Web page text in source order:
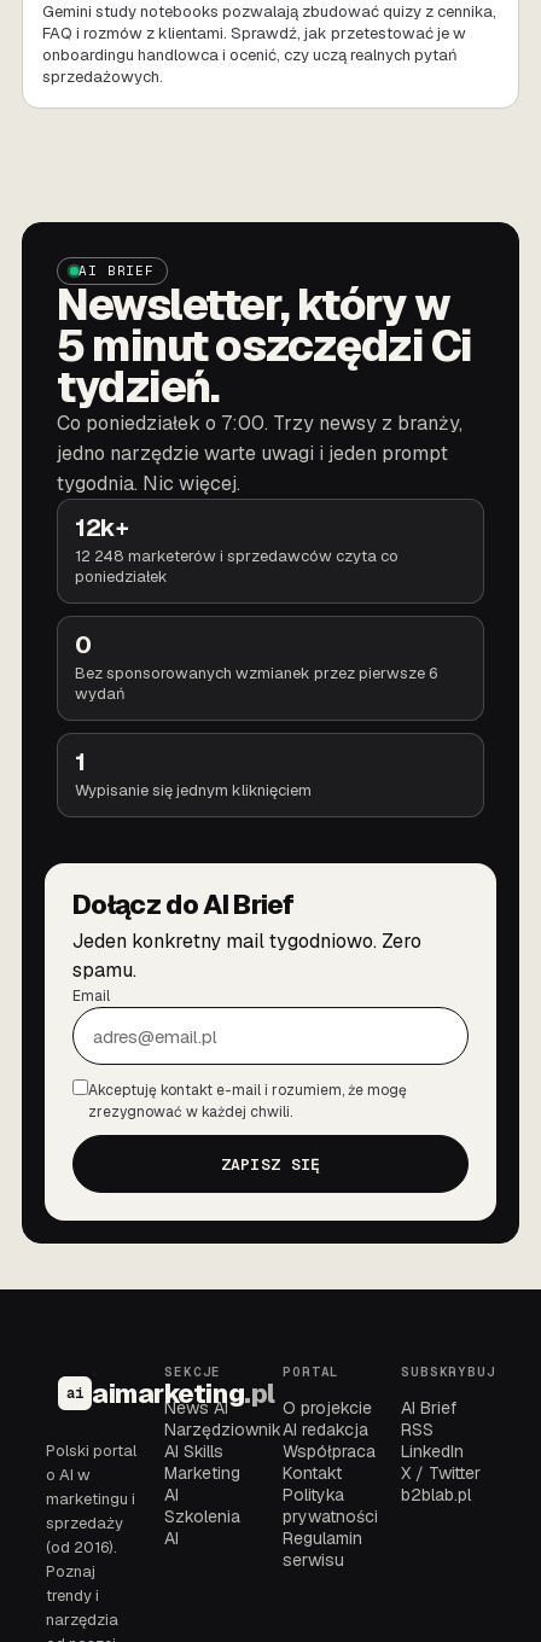
Gemini study notebooks pozwalają zbudować quizy z cennika,
FAQ i rozmów z klientami. Sprawdź, jak przetestować je w
onboardingu handlowca i ocenić, czy uczą realnych pytań
sprzedażowych.
AI BRIEF
Newsletter, który w
5 minut oszczędzi Ci
tydzień.
Co poniedziałek o 7:00. Trzy newsy z branży,
jedno narzędzie warte uwagi i jeden prompt
tygodnia. Nic więcej.
12k+
12 248 marketerów i sprzedawców czyta co
poniedziałek
0
Bez sponsorowanych wzmianek przez pierwsze 6
wydań
1
Wypisanie się jednym kliknięciem
Dołącz do AI Brief
Jeden konkretny mail tygodniowo. Zero
spamu.
Email
Zgoda
Akceptuję kontakt e-mail i rozumiem, że mogę
zrezygnować w każdej chwili.
ZAPISZ SIĘ
ai aimarketing.pl
Polski portal
o AI w
marketingu i
sprzedaży
(od 2016).
Poznaj
trendy i
narzędzia
SEKCJE
News AI
Narzędziownik
AI Skills
Marketing
AI
Szkolenia
AI
PORTAL
O projekcie
AI redakcja
Współpraca
Kontakt
Polityka
prywatności
Regulamin
serwisu
SUBSKRYBUJ
AI Brief
RSS
LinkedIn
X / Twitter
b2blab.pl